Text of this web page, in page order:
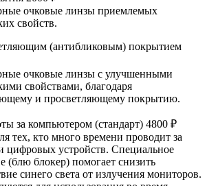
очковые линзы приемлемых
свойств.
(антибликовым) покрытием
очковые линзы с улучшенными
свойствами, благодаря
и просветляющему покрытию.
за компьютером (стандарт) 4800 ₽
тех, кто много времени проводит за
цифровых устройств. Специальное
(блю блокер) помогает снизить
синего света от излучения мониторов.